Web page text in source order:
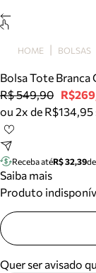
Bolsa
Tamanco
Tênis
Mule
Tire
Meus
HOME BOLSAS
Bolsa Tote Branca
R$ 549,90
ou 2x de R$134,95
Receba atéR$ 32,39
Saiba mais
Produto
Quer ser avisado